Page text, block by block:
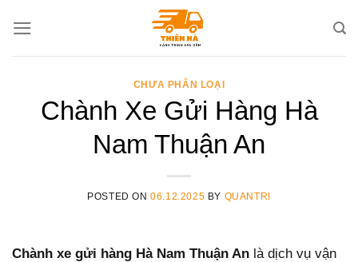
CHƯA PHÂN LOẠI
Chành Xe Gửi Hàng Hà
Nam Thuận An
POSTED ON06.12.2025 BY QUANTRI
Chành xe gửi hàng Hà Nam Thuận An là dịch vụ vận